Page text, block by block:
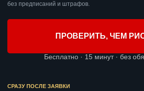
без предписаний и штрафов.
ПРОВЕРИТЬ, ЧЕМ
Бесплатно · 15 минут · без
СРАЗУ ПОСЛЕ ЗАЯВКИ